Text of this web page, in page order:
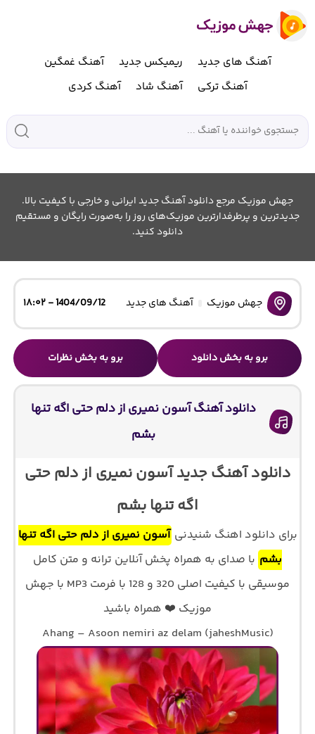
آهنگ های جدید ریمیکس جدید
آهنگ غمگین
آهنگ ترکی
آهنگ شاد آهنگ کردی
جهش موزیک مرجع دانلود آهنگ جدید ایرانی و خارجی با کیفیت بالا.
جدیدترین و پرطرفدارترین موزیک‌های روز را به‌صورت رایگان و مستقیم
دانلود کنید.
جهش موزیک آهنگ های جدید 1404/09/12 - ۱۸:۰۲
برو به بخش دانلود برو به بخش نظرات
دانلود آهنگ آسون نمیری از دلم حتی اگه تنها
بشم
دانلود آهنگ جدید آسون نمیری از دلم حتی
اگه تنها بشم
برای دانلود اهنگ شنیدنیآسون نمیری از دلم حتی اگه تنها
بشم با صدای به همراه پخش آنلاین ترانه و متن کامل
موسیقی با کیفیت اصلی 320 و 128 با فرمت MP3 با جهش
موزیک ❤️ همراه باشید
Ahang – Asoon nemiri az delam (jaheshMusic)